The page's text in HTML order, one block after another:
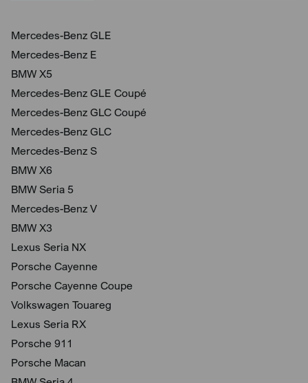
Mercedes-Benz GLE
Mercedes-Benz E
BMW X5
Mercedes-Benz GLE Coupé
Mercedes-Benz GLC Coupé
Mercedes-Benz GLC
Mercedes-Benz S
BMW X6
BMW Seria 5
Mercedes-Benz V
BMW X3
Lexus Seria NX
Porsche Cayenne
Porsche Cayenne Coupe
Volkswagen Touareg
Lexus Seria RX
Porsche 911
Porsche Macan